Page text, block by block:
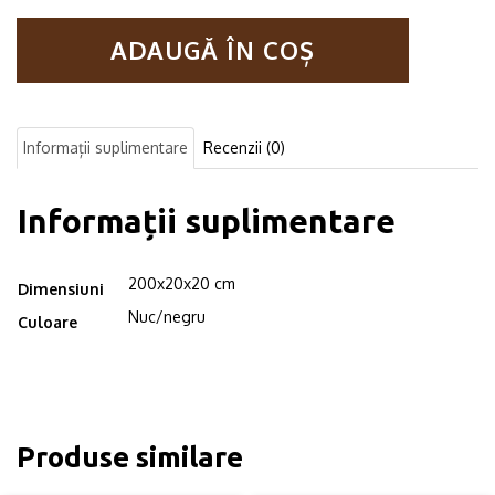
in
Alamo,
cm,
nuc/negru
ADAUGĂ ÎN COȘ
Informații suplimentare Recenzii (0)
Informații suplimentare
Dimensiuni 200x20x20 cm
Culoare Nuc/negru
Produse similare